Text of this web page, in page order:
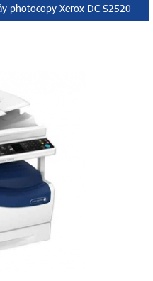
photocopy Xerox DC S2520